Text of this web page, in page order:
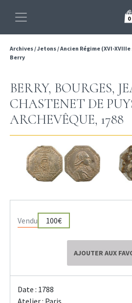
0
Archives/Jetons/Ancien Régime (XVI-XVIIIe
Berry
BERRY, BOURGES,
CHASTENET DE
ARCHEVÊQUE, 1788
Vendu 100€
AJOUTER AUX
Date : 1788